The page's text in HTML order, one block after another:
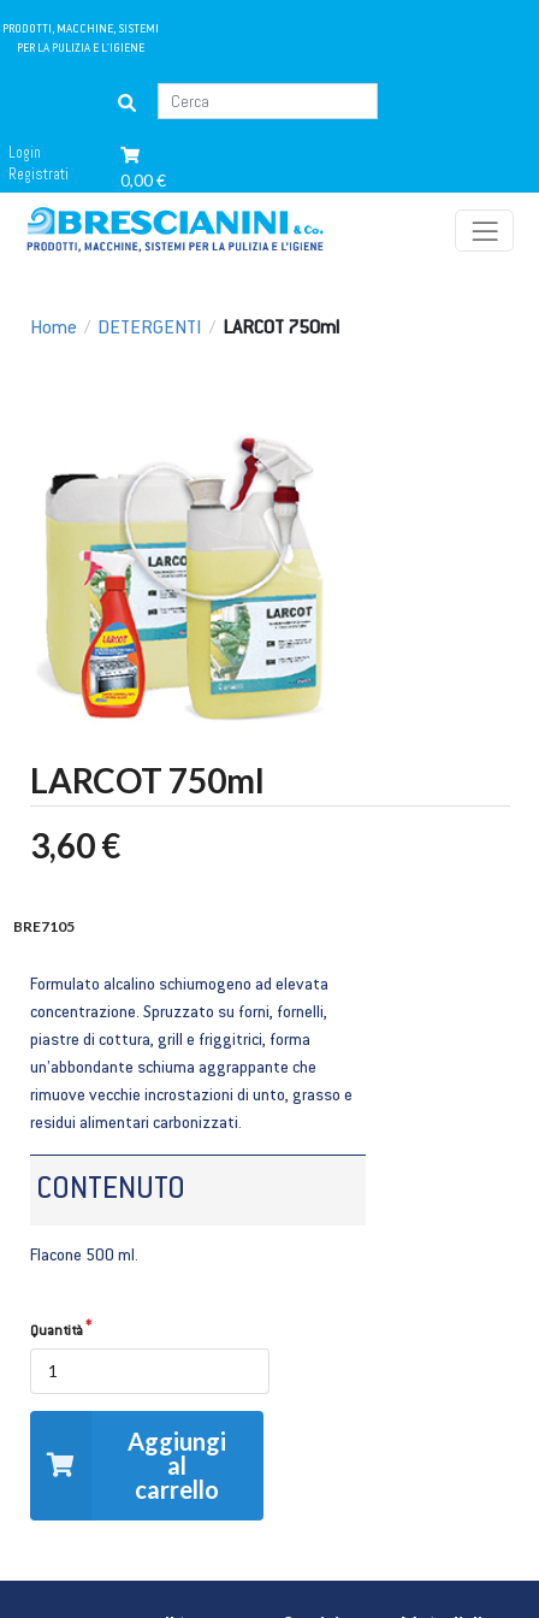
PRODOTTI, MACCHINE, SISTEMI
PER LA PULIZIA E L'IGIENE
Login
Registrati
0,00 €
Home / DETERGENTI / LARCOT 750ml
LARCOT 750ml
3,60 €
BRE7105
Formulato alcalino schiumogeno ad elevata
concentrazione. Spruzzato su forni, fornelli,
piastre di cottura, grill e friggitrici, forma
un’abbondante schiuma aggrappante che
rimuove vecchie incrostazioni di unto, grasso e
residui alimentari carbonizzati.
CONTENUTO
Flacone 500 ml.
Quantità
Aggiungi
al
carrello